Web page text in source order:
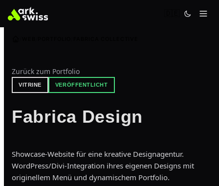
Zurück zum Portfolio
VITRINE VERÖFFENTLICHT
Fabrica Design
Showcase-Website für eine kreative Designagentur.
WordPress/Divi-Integration ihres eigenen Designs mit
originellem Menü und dynamischem Portfolio.